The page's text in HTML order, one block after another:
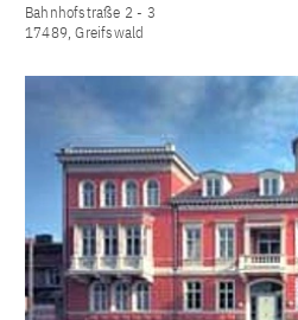
Bahnhofstraße 2 - 3
17489, Greifswald